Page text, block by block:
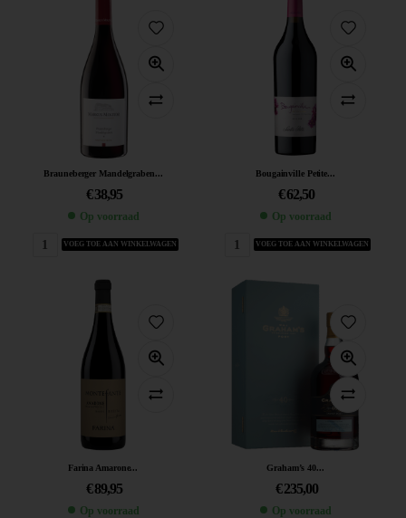
Brauneberger Mandelgraben...
€38,95
Op voorraad
VOEG TOE AAN WINKELWAGEN
Bougainville Petite...
€62,50
Op voorraad
VOEG TOE AAN WINKELWAGEN
Farina Amarone...
€89,95
Op voorraad
Graham’s 40...
€ 235,00
Op voorraad